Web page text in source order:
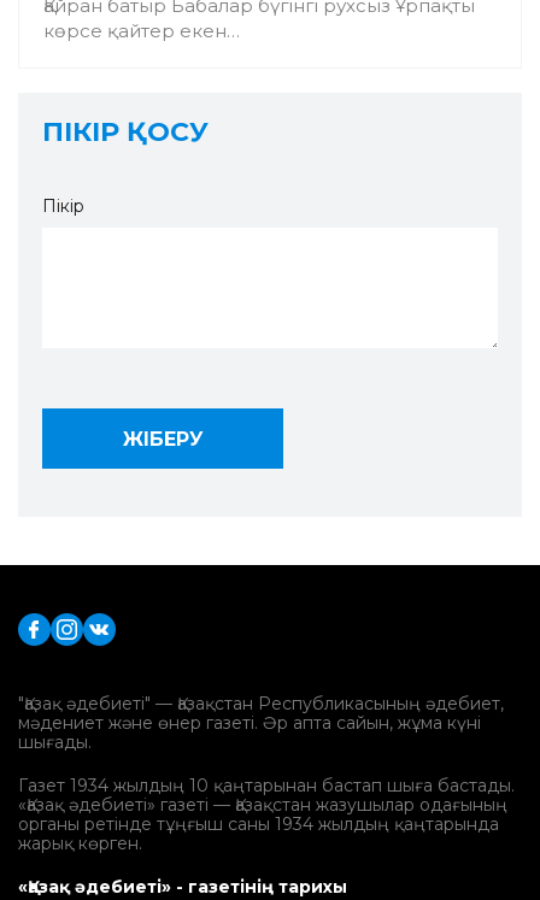
Қайран батыр Бабалар бүгінгі рухсыз Ұрпақты
көрсе қайтер екен…
ПІКІР ҚОСУ
Пікір
"Қазақ әдебиеті" — Қазақстан Республикасының әдебиет,
мәдениет және өнер газеті. Әр апта сайын, жұма күні
шығады.
Газет 1934 жылдың 10 қаңтарынан бастап шыға бастады.
«Қазақ әдебиеті» газеті — Қазақстан жазушылар одағының
органы ретінде тұңғыш саны 1934 жылдың қаңтарында
жарық көрген.
«Қазақ әдебиеті» - газетінің тарихы